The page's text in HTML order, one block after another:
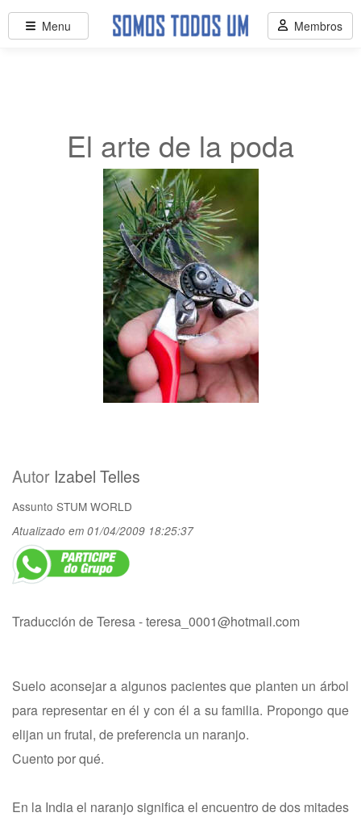
El arte de la poda
Autor Izabel Telles
Assunto STUM WORLD
Atualizado em 01/04/2009 18:25:37
Traducción de Teresa -teresa_0001@hotmail.com
Suelo aconsejar a algunos pacientes que planten un árbol
para representar en él y con él a su familia. Propongo que
elijan un frutal, de preferencia un naranjo.
Cuento por qué.
En la India el naranjo significa el encuentro de dos mitades
Menu Membros